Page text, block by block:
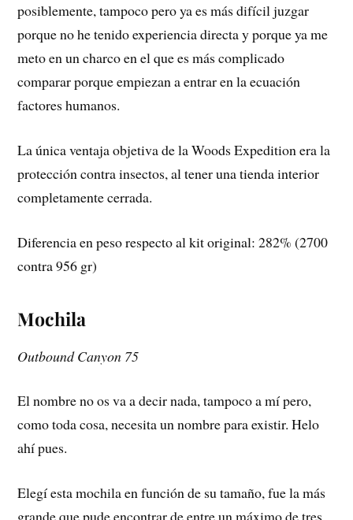
posiblemente, tampoco pero ya es más difícil juzgar
porque no he tenido experiencia directa y porque ya me
meto en un charco en el que es más complicado
comparar porque empiezan a entrar en la ecuación
factores humanos.
La única ventaja objetiva de la Woods Expedition era la
protección contra insectos, al tener una tienda interior
completamente cerrada.
Diferencia en peso respecto al kit original: 282% (2700
contra 956 gr)
Mochila
Outbound Canyon 75
El nombre no os va a decir nada, tampoco a mí pero,
como toda cosa, necesita un nombre para existir. Helo
ahí pues.
Elegí esta mochila en función de su tamaño, fue la más
grande que pude encontrar de entre un máximo de tres